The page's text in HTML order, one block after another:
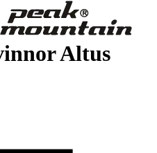
Altus